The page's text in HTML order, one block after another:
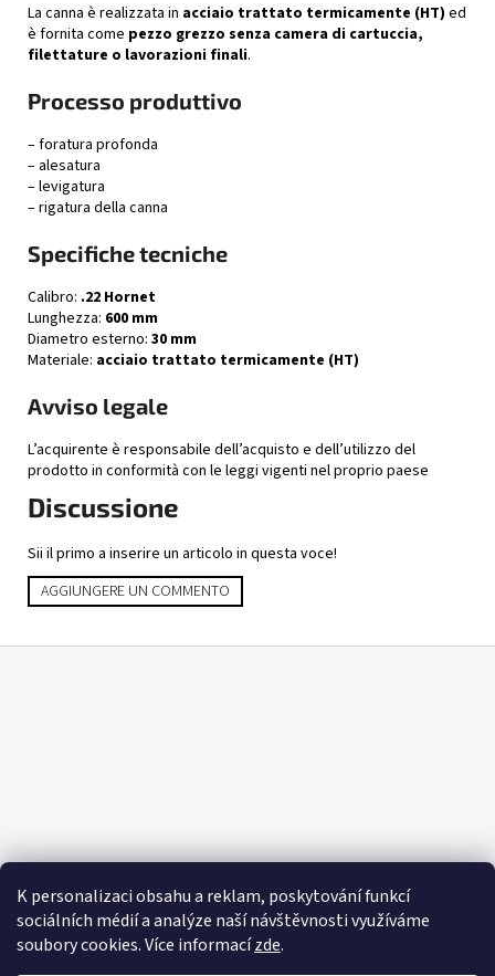
K personalizaci obsahu a reklam, poskytování funkcí
sociálních médií a analýze naší návštěvnosti využíváme
soubory cookies. Více informacízde.
La canna è realizzata in acciaio trattato termicamente (HT) ed
è fornita come pezzo grezzo senza camera di cartuccia,
filettature o lavorazioni finali.
Processo produttivo
– foratura profonda
– alesatura
– levigatura
– rigatura della canna
Specifiche tecniche
Calibro: .22 Hornet
Lunghezza: 600 mm
Diametro esterno: 30 mm
Materiale: acciaio trattato termicamente (HT)
Avviso legale
L’acquirente è responsabile dell’acquisto e dell’utilizzo del
prodotto in conformità con le leggi vigenti nel proprio paese
Discussione
Sii il primo a inserire un articolo in questa voce!
AGGIUNGERE UN COMMENTO
g